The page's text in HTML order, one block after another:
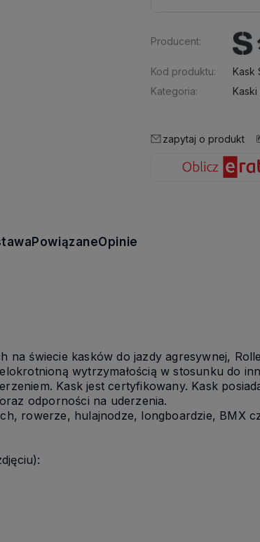
Producent:
Kod produktu:
Kask
Kategoria:
zapytaj o produkt
PowiązaneOpinie
na świecie kasków do jazdy agresywnej,
wytrzymałością w stosunku do
Kask jest certyfikowany. Kask
odporności na uderzenia.
rowerze, hulajnodze, longboardzie, BMX